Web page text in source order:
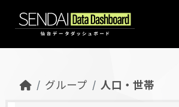
グループ 人口・世帯